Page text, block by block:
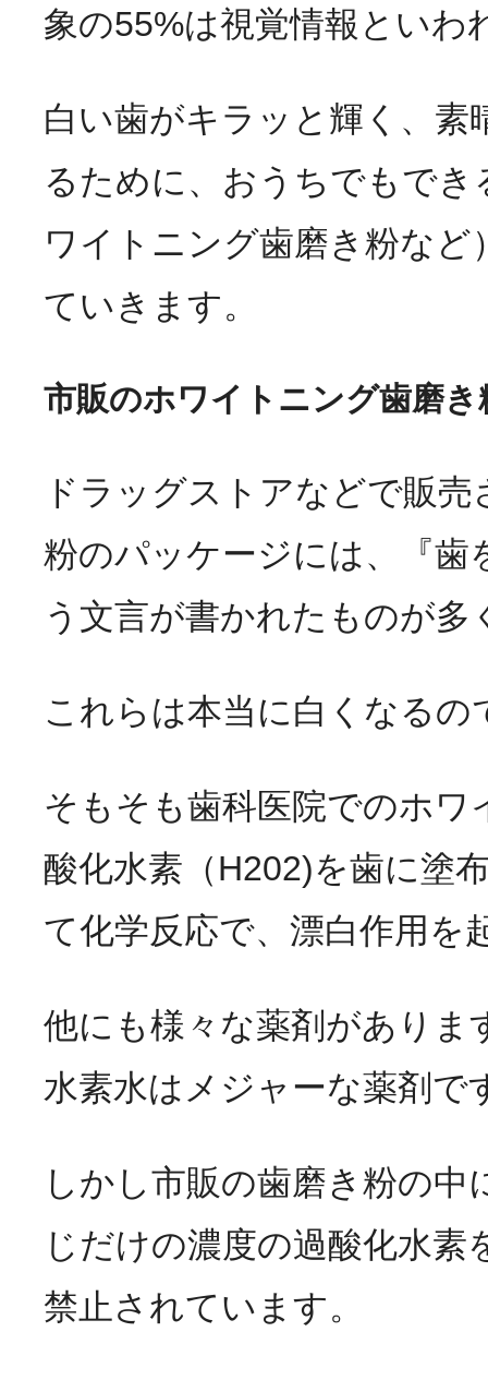
象の55%は視覚情報といわ
白い歯がキラッと輝く、素
るために、おうちでもで
ワイトニング歯磨き粉など
ていきます。
市販のホワイトニング歯磨き
ドラッグストアなどで販
粉のパッケージには、『歯
う文言が書かれたものが多
これらは本当に白くなるの
そもそも歯科医院でのホワ
酸化水素（H202)を歯に塗
て化学反応で、漂白作用を
他にも様々な薬剤がありま
水素水はメジャーな薬剤で
しかし市販の歯磨き粉の中
じだけの濃度の過酸化水素
禁止されています。